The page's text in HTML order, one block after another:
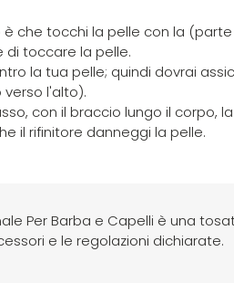
che tocchi la pelle con la
di toccare la pelle.
la tua pelle; quindi dovrai
l'alto).
con il braccio lungo il corpo,
il rifinitore danneggi la pelle.
Per Barba e Capelli è una
e le regolazioni dichiarate.